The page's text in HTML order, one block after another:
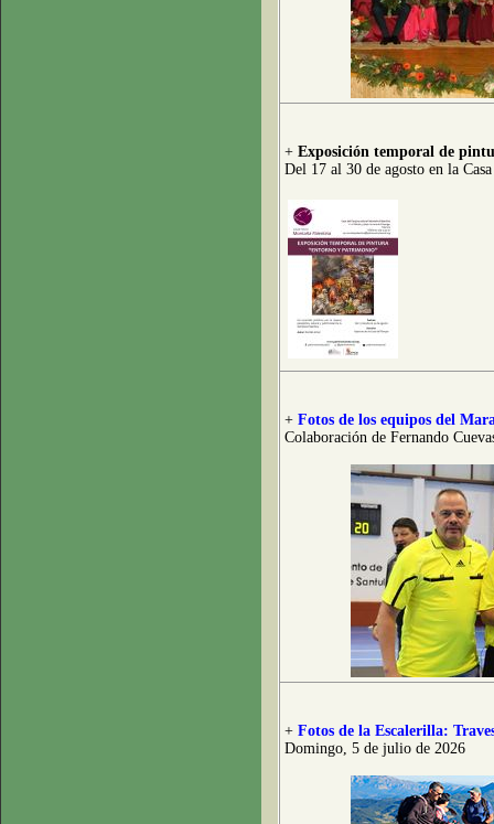
+ Exposición temporal de
Del 17 al 30 de agosto en la
+ Fotos de los equipos del
Colaboración de Fernando
+ Fotos de la Escalerilla:
Domingo, 5 de julio de 2026